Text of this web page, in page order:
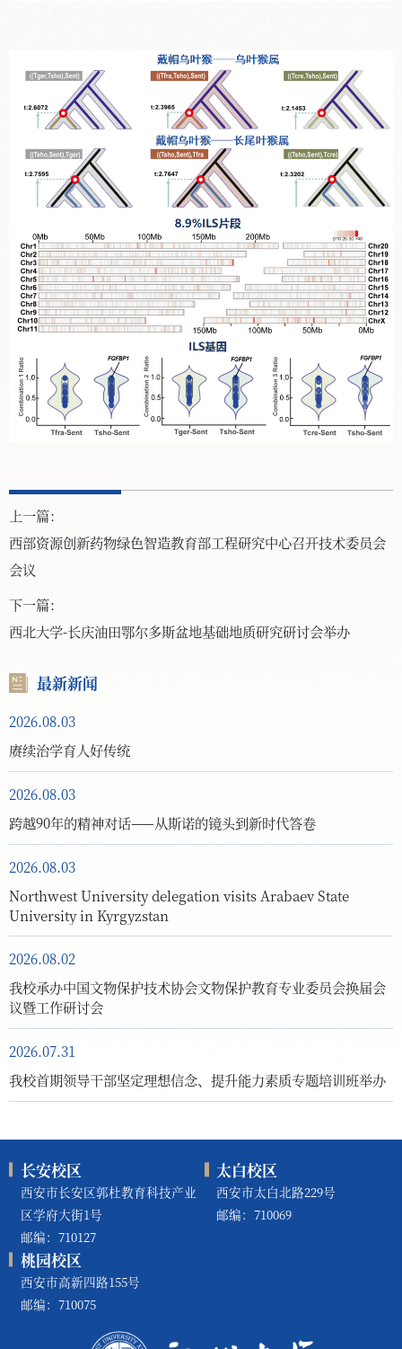
上一篇：
西部资源创新药物绿色智造教育部工程研究中心召开技术委员会
会议
下一篇：
西北大学-长庆油田鄂尔多斯盆地基础地质研究研讨会举办
最新新闻
2026.08.03
赓续治学育人好传统
2026.08.03
跨越90年的精神对话——从斯诺的镜头到新时代答卷
2026.08.03
Northwest University delegation visits Arabaev State
University in Kyrgyzstan
2026.08.02
我校承办中国文物保护技术协会文物保护教育专业委员会换届会
议暨工作研讨会
2026.07.31
我校首期领导干部坚定理想信念、提升能力素质专题培训班举办
长安校区
西安市长安区郭杜教育科技产业
区学府大街1号
邮编：710127
太白校区
西安市太白北路229号
邮编：710069
桃园校区
西安市高新四路155号
邮编：710075